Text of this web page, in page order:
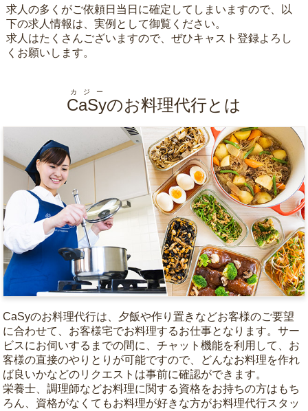
求人の多くがご依頼日当日に確定してしまいますので、以
下の求人情報は、実例として御覧ください。
求人はたくさんございますので、ぜひキャスト登録よろし
くお願いします。
CaSy
カジー
のお料理代行とは
CaSyのお料理代行は、夕飯や作り置きなどお客様のご要望
に合わせて、お客様宅でお料理するお仕事となります。サー
ビスにお伺いするまでの間に、チャット機能を利用して、お
客様の直接のやりとりが可能ですので、どんなお料理を作れ
ば良いかなどのリクエストは事前に確認ができます。
栄養士、調理師などお料理に関する資格をお持ちの方はもち
ろん、資格がなくてもお料理が好きな方がお料理代行スタッ